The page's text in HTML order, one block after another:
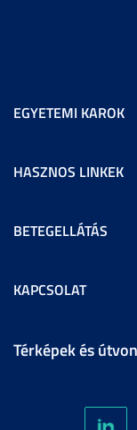
EGYETEMI KAROK
HASZNOS LINKEK
BETEGELLÁTÁS
KAPCSOLAT
Térképek és